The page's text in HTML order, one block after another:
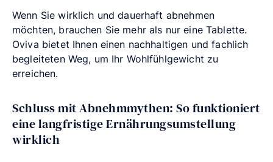
Wenn Sie wirklich und dauerhaft abnehmen
möchten, brauchen Sie mehr als nur eine Tablette.
Oviva bietet Ihnen einen nachhaltigen und fachlich
begleiteten Weg, um Ihr Wohlfühlgewicht zu
erreichen.
Schluss mit Abnehmmythen: So funktioniert
eine langfristige Ernährungsumstellung
wirklich